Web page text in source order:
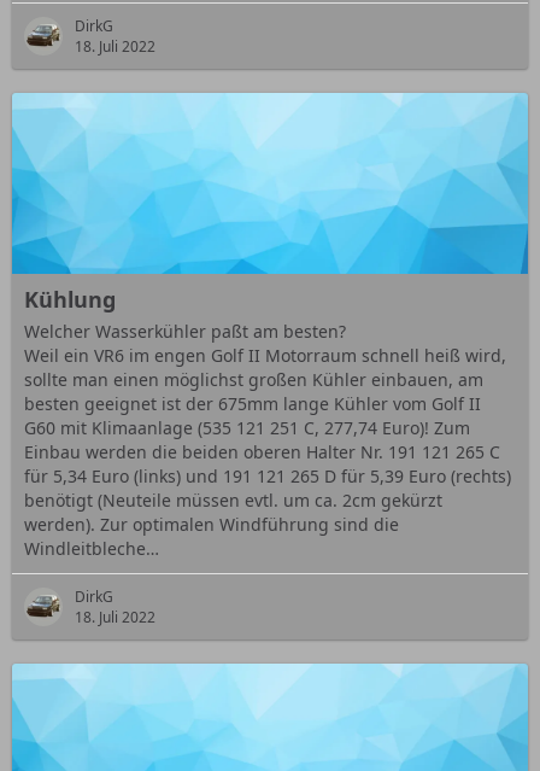
DirkG
18. Juli 2022
Kühlung
Welcher Wasserkühler paßt am besten?
Weil ein VR6 im engen Golf II Motorraum schnell heiß wird,
sollte man einen möglichst großen Kühler einbauen, am
besten geeignet ist der 675mm lange Kühler vom Golf II
G60 mit Klimaanlage (535 121 251 C, 277,74 Euro)! Zum
Einbau werden die beiden oberen Halter Nr. 191 121 265 C
für 5,34 Euro (links) und 191 121 265 D für 5,39 Euro (rechts)
benötigt (Neuteile müssen evtl. um ca. 2cm gekürzt
werden). Zur optimalen Windführung sind die
Windleitbleche…
DirkG
18. Juli 2022